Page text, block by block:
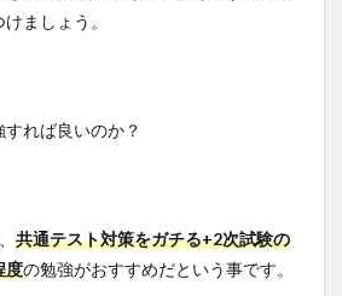
ましょう。
れば良いのか？
共通テスト対策をガチる+2次試験の
度の勉強がおすすめだという事です。